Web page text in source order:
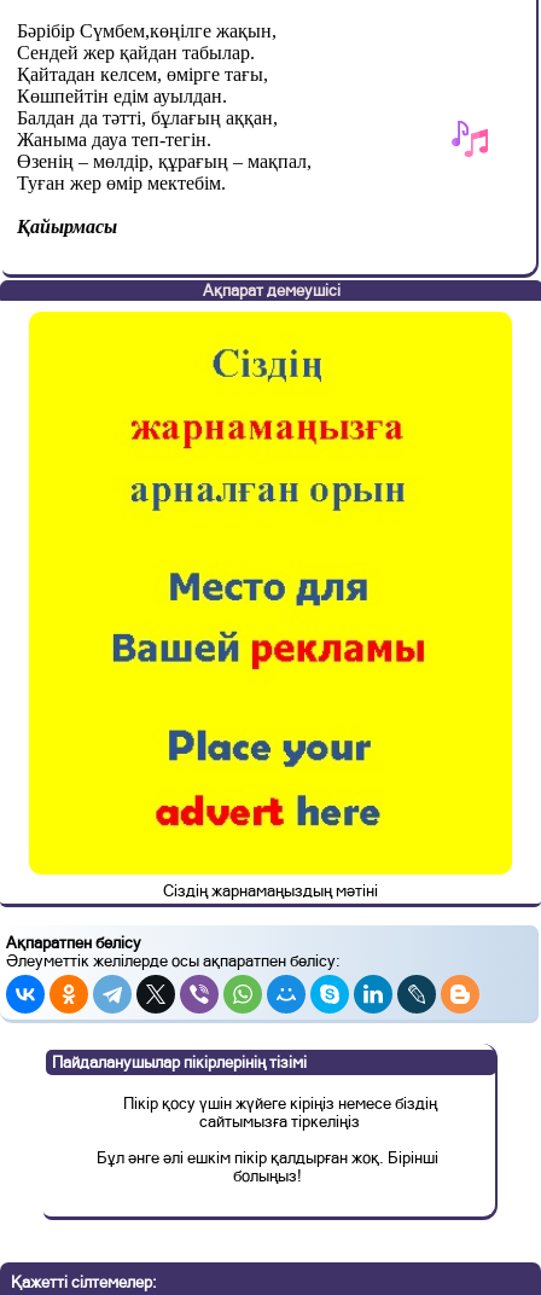
Бәрібір Сүмбем,көңілге жақын,
Сендей жер қайдан табылар.
Қайтадан келсем, өмірге тағы,
Көшпейтін едім ауылдан.
Балдан да тәтті, бұлағың аққан,
Жаныма дауа теп-тегін.
Өзенің – мөлдір, құрағың – мақпал,
Туған жер өмір мектебім.
Қайырмасы
Ақпарат демеушісі
Сіздің жарнамаңыздың мәтіні
Ақпаратпен бөлісу
Әлеуметтік желілерде осы ақпаратпен бөлісу:
Пайдаланушылар пікірлерінің тізімі
Пікір қосу үшін жүйеге кіріңіз немесе біздің
сайтымызға тіркеліңіз
Бұл әнге әлі ешкім пікір қалдырған жоқ. Бірінші
болыңыз!
Қажетті сілтемелер: